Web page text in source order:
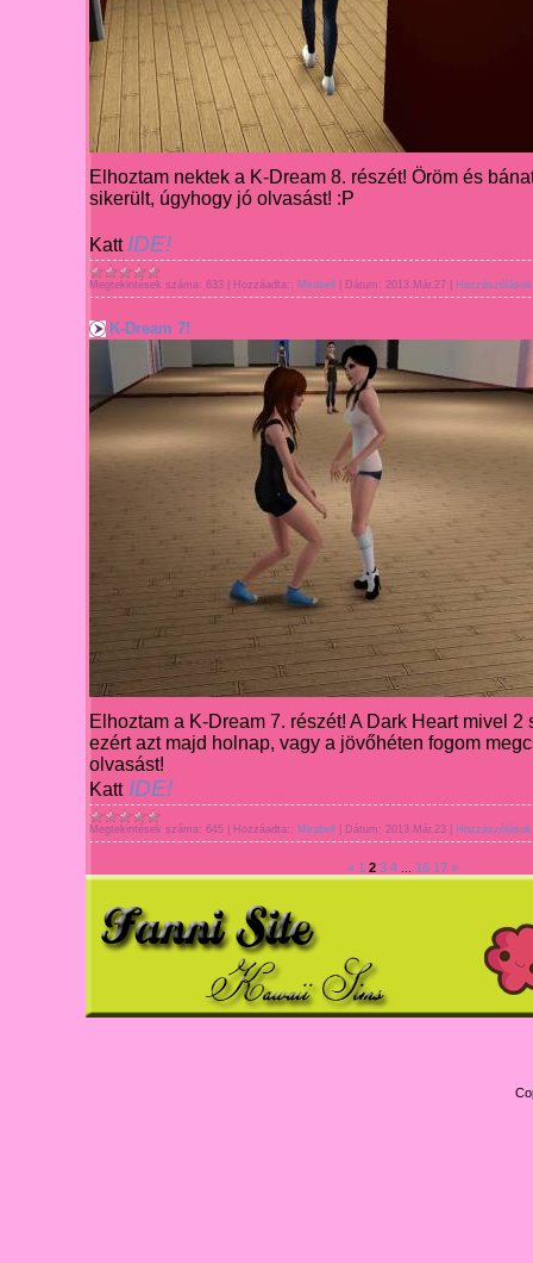
E lhoztam nektek a K-Dream 8. részét! Öröm és
sikerült, úgyhogy jó olvasást! :P
Katt IDE!
Megtekintések száma: 633 Hozzáadta:: Mirabell Dátum: 2013.Már.27
K-Dream 7!
Elhoztam a K-Dream 7. részét! A Dark Heart mivel 2
ezért azt majd holnap, vagy a jövőhéten fogom
olvasást!
Katt IDE!
Megtekintések száma: 645 Hozzáadta:: Mirabell Dátum: 2013.Már.23
« 1 2 3 4 16 17 »